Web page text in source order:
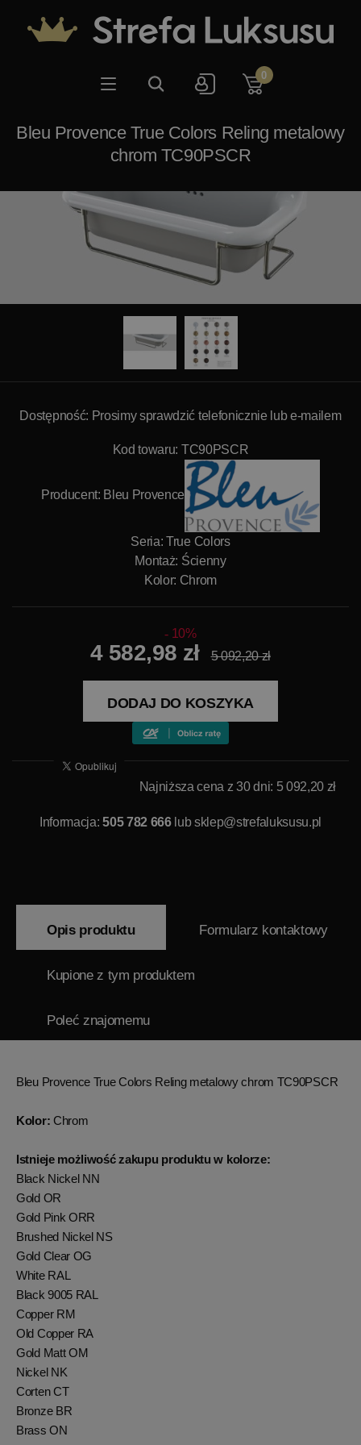
0
Bleu Provence True Colors Reling metalowy
chrom TC90PSCR
Dostępność: Prosimy sprawdzić telefonicznie lub e-mailem
Kod towaru: TC90PSCR
Producent: Bleu Provence
Seria: True Colors
Montaż: Ścienny
Kolor: Chrom
10%
4 582,98 zł 5 092,20 zł
DODAJ DO KOSZYKA
Najniższa cena z 30 dni: 5 092,20 zł
Informacja:505 782 666lubsklep@strefaluksusu.pl
Opis produktu Formularz kontaktowy
Kupione z tym produktem
Poleć znajomemu
Bleu Provence True Colors Reling metalowy chrom TC90PSCR
Kolor: Chrom
Istnieje możliwość zakupu produktu w kolorze:
Black Nickel NN
Gold OR
Gold Pink ORR
Brushed Nickel NS
Gold Clear OG
White RAL
Black 9005 RAL
Copper RM
Old Copper RA
Gold Matt OM
Nickel NK
Corten CT
Bronze BR
Brass ON